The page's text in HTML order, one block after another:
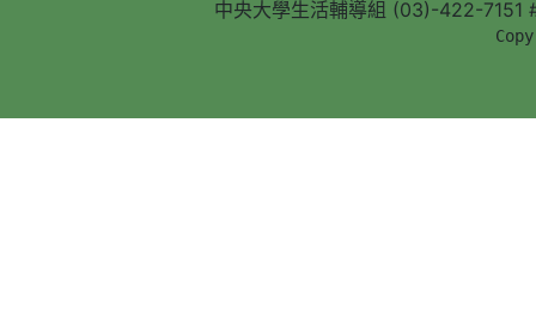
中央大學生活輔導組 (03)-422-7151